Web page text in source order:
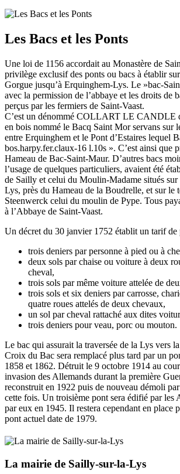
Les Bacs et les Ponts
Une loi de 1156 accordait au Monastère de
privilège exclusif des ponts ou bacs à établir
Gorgue jusqu’à Erquinghem-Lys. Le »bac-
avec la permission de l’abbaye et les droits de
perçus par les fermiers de Saint-Vaast.
C’est un dénommé COLLART LE CANDLE
en bois nommé le Bacq Saint Mor servans sur
entre Erquinghem et le Pont d’Estaires lequel
bos.harpy.fer.claux-16 l.10s ». C’est ainsi que
Hameau de Bac-Saint-Maur. D’autres bacs
l’usage de quelques particuliers, avaient été
de Sailly et celui du Moulin-Madame situés sur
Lys, près du Hameau de la Boudrelle, et sur le
Steenwerck celui du moulin de Pype. Tous
à l’Abbaye de Saint-Vaast.
Un décret du 30 janvier 1752 établit un tarif de
trois deniers par personne à pied ou à
deux sols par chaise ou voiture à deux
cheval,
trois sols par même voiture attelée de
trois sols et six deniers par carrosse,
quatre roues attelés de deux chevaux,
un sol par cheval rattaché aux dites
trois deniers pour veau, porc ou mouton.
Le bac qui assurait la traversée de la Lys vers
Croix du Bac sera remplacé plus tard par un
1858 et 1862. Détruit le 9 octobre 1914 au
invasion des Allemands durant la première
reconstruit en 1922 puis de nouveau démoli
cette fois. Un troisième pont sera édifié par les
par eux en 1945. Il restera cependant en place
pont actuel date de 1979.
La mairie de Sailly-sur-la-Lys